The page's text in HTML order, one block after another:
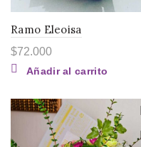
Ramo Eleoisa
$72.000
Añadir al carrito